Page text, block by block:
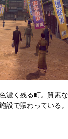
濃く残る町。質素な
設で賑わっている。